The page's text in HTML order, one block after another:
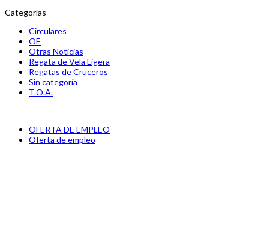
Categorías
Circulares
OE
Otras Noticias
Regata de Vela Ligera
Regatas de Cruceros
Sin categoría
T.O.A.
previous
post:
OFERTA DE EMPLEO
next
Oferta de empleo